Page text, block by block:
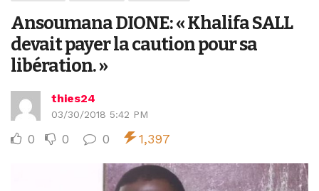
Ansoumana DIONE: « Khalifa SALL
devait payer la caution pour sa
libération. »
thies24
03/30/2018 5:42 PM
0 0 0 1,397